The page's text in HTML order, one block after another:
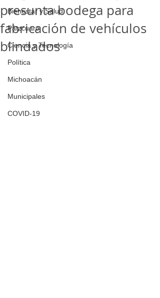
Bienestar y Salud
Pátzcuaro
Ciencia y Tecnología
Política
Michoacán
Municipales
COVID-19
presunta bodega para
fabricación de vehículos
blindados